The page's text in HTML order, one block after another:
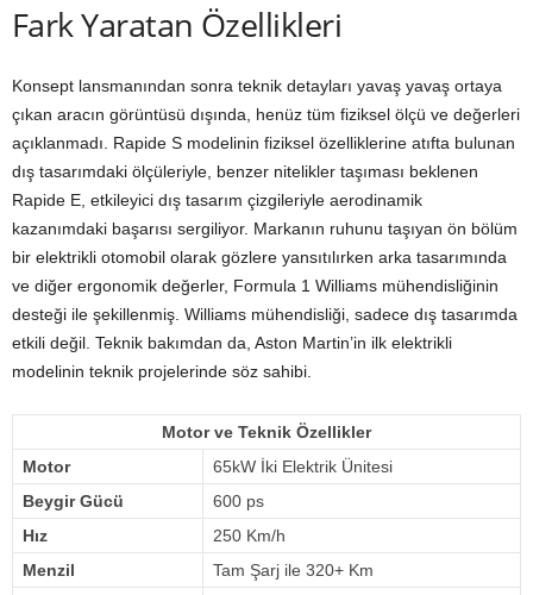
Fark Yaratan Özellikleri
Konsept lansmanından sonra teknik detayları yavaş yavaş ortaya
çıkan aracın görüntüsü dışında, henüz tüm fiziksel ölçü ve değerleri
açıklanmadı. Rapide S modelinin fiziksel özelliklerine atıfta bulunan
dış tasarımdaki ölçüleriyle, benzer nitelikler taşıması beklenen
Rapide E, etkileyici dış tasarım çizgileriyle aerodinamik
kazanımdaki başarısı sergiliyor. Markanın ruhunu taşıyan ön bölüm
bir elektrikli otomobil olarak gözlere yansıtılırken arka tasarımında
ve diğer ergonomik değerler, Formula 1 Williams mühendisliğinin
desteği ile şekillenmiş. Williams mühendisliği, sadece dış tasarımda
etkili değil. Teknik bakımdan da, Aston Martin’in ilk elektrikli
modelinin teknik projelerinde söz sahibi.
Motor ve Teknik Özellikler
Motor
65kW İki Elektrik Ünitesi
Beygir Gücü
600 ps
Hız
250 Km/h
Menzil
Tam Şarj ile 320+ Km